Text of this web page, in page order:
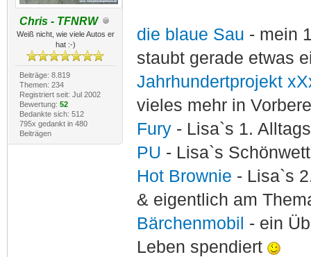
Chris - TFNRW
Weiß nicht, wie viele Autos er
hat :-)
Beiträge: 8.819
Themen: 234
Registriert seit: Jul 2002
Bewertung: 52
Bedankte sich: 512
795x gedankt in 480
Beiträgen
die blaue Sau - mein
staubt gerade etwas
Jahrhundertprojekt
vieles mehr in
Fury - Lisa`s 1.
PU - Lisa`s
Hot Brownie - Lisa`s
& eigentlich am
Bärchenmobil - ein
Leben spendiert